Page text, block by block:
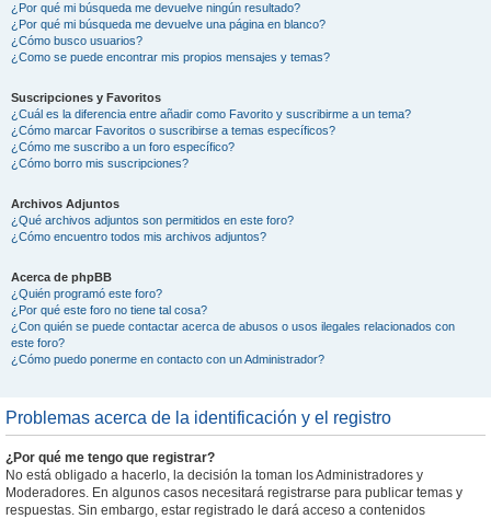
¿Por qué mi búsqueda me devuelve ningún resultado?
¿Por qué mi búsqueda me devuelve una página en blanco?
¿Cómo busco usuarios?
¿Como se puede encontrar mis propios mensajes y temas?
Suscripciones y Favoritos
¿Cuál es la diferencia entre añadir como Favorito y suscribirme a un tema?
¿Cómo marcar Favoritos o suscribirse a temas específicos?
¿Cómo me suscribo a un foro específico?
¿Cómo borro mis suscripciones?
Archivos Adjuntos
¿Qué archivos adjuntos son permitidos en este foro?
¿Cómo encuentro todos mis archivos adjuntos?
Acerca de phpBB
¿Quién programó este foro?
¿Por qué este foro no tiene tal cosa?
¿Con quién se puede contactar acerca de abusos o usos ilegales relacionados con
este foro?
¿Cómo puedo ponerme en contacto con un Administrador?
Problemas acerca de la identificación y el registro
¿Por qué me tengo que registrar?
No está obligado a hacerlo, la decisión la toman los Administradores y
Moderadores. En algunos casos necesitará registrarse para publicar temas y
respuestas. Sin embargo, estar registrado le dará acceso a contenidos